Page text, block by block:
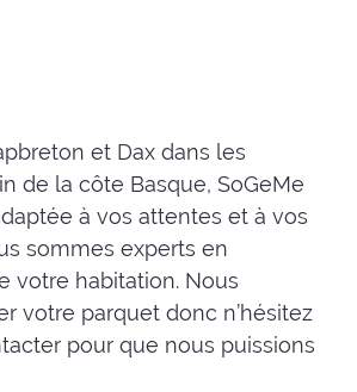
et Dax dans les
de la côte Basque, SoGeMe
à vos attentes et à vos
sommes experts en
votre habitation. Nous
votre parquet donc n’hésitez
pour que nous puissions